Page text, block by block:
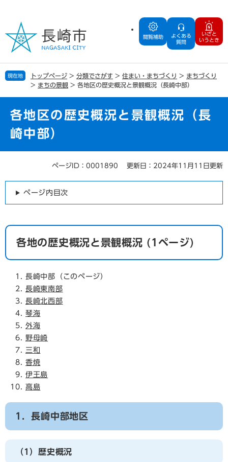
の
で
す
ー
ば
し
閲覧補助
よくある
質問
いざと
いうとき
現在地 トップページ > 分類でさがす > 住まい・まちづくり > まちづくり
> まちの景観 > 各地区の歴史概況と景観概況（長崎中部）
各地区の歴史概況と景観概況（長
崎中部）
ページID：0001890 更新日：2024年11月11日更新
ページ内目次
各地の歴史概況と景観概況 (1ページ)
長崎中部（このページ）
長崎東南部
長崎北西部
琴海
外海
野母崎
三和
香焼
伊王島
高島
1．長崎中部地区
（1）歴史概況